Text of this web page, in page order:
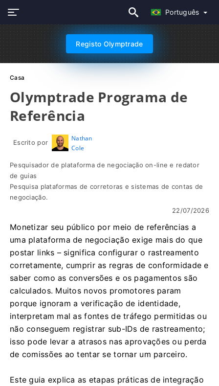
Português
Registo Olymptrade
Casa
Olymptrade Programa de
Referência
Escrito por
Nathan
Cole
Pesquisador de plataforma de negociação on-line e redator
de guias
Pesquisa plataformas de corretoras e sistemas de contas de
negociação.
22/07/2026
Monetizar seu público por meio de referências a
uma plataforma de negociação exige mais do que
postar links – significa configurar o rastreamento
corretamente, cumprir as regras de conformidade e
saber como as conversões e os pagamentos são
calculados. Muitos novos promotores param
porque ignoram a verificação de identidade,
interpretam mal as fontes de tráfego permitidas ou
não conseguem registrar sub-IDs de rastreamento;
isso pode levar a atrasos nas aprovações ou perda
de comissões ao tentar se tornar um parceiro.
Este guia explica as etapas práticas de integração